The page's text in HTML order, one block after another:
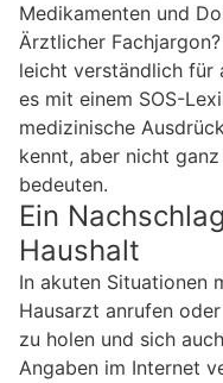
Medikamenten und
Ärztlicher
leicht verständlich für
es mit einem SOS-
medizinische
kennt, aber nicht
bedeuten.
Ein
Haushalt
In akuten Situationen
Hausarzt anrufen
zu holen und sich
Angaben im Internet